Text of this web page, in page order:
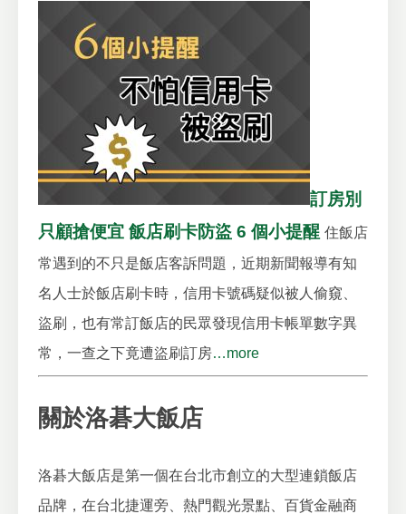
訂房別
只顧搶便宜 飯店刷卡防盜 6 個小提醒 住飯店
常遇到的不只是飯店客訴問題，近期新聞報導有知
名人士於飯店刷卡時，信用卡號碼疑似被人偷窺、
盜刷，也有常訂飯店的民眾發現信用卡帳單數字異
常，一查之下竟遭盜刷訂房…more
關於洛碁大飯店
洛碁大飯店是第一個在台北市創立的大型連鎖飯店
品牌，在台北捷運旁、熱門觀光景點、百貨金融商